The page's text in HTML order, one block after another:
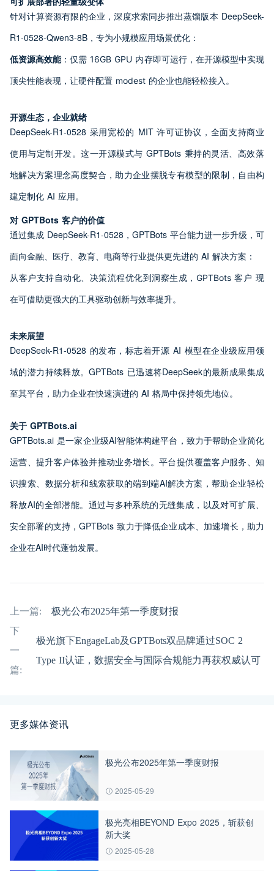
针对计算资源有限的企业，深度求索同步推出蒸馏版本 DeepSeek-
R1-0528-Qwen3-8B，专为小规模应用场景优化：
低资源高效能：仅需 16GB GPU 内存即可运行，在开源模型中实现
顶尖性能表现，让硬件配置 modest 的企业也能轻松接入。
开源生态，企业就绪
DeepSeek-R1-0528 采用宽松的 MIT 许可证协议，全面支持商业
使用与定制开发。这一开源模式与 GPTBots 秉持的灵活、高效落
地解决方案理念高度契合，助力企业摆脱专有模型的限制，自由构
建定制化 AI 应用。
对 GPTBots 客户的价值
通过集成 DeepSeek-R1-0528，GPTBots 平台能力进一步升级，可
面向金融、医疗、教育、电商等行业提供更先进的 AI 解决方案：
从客户支持自动化、决策流程优化到洞察生成，GPTBots 客户 现
在可借助更强大的工具驱动创新与效率提升。
未来展望
DeepSeek-R1-0528 的发布，标志着开源 AI 模型在企业级应用领
域的潜力持续释放。GPTBots 已迅速将DeepSeek的最新成果集成
至其平台，助力企业在快速演进的 AI 格局中保持领先地位。
关于 GPTBots.ai
GPTBots.ai 是一家企业级AI智能体构建平台，致力于帮助企业简化
运营、提升客户体验并推动业务增长。平台提供覆盖客户服务、知
识搜索、数据分析和线索获取的端到端AI解决方案，帮助企业轻松
释放AI的全部潜能。通过与多种系统的无缝集成，以及对可扩展、
安全部署的支持，GPTBots 致力于降低企业成本、加速增长，助力
企业在AI时代蓬勃发展。
上一篇:
极光公布2025年第一季度财报
下
一
篇:
极光旗下EngageLab及GPTBots双品牌通过SOC 2
Type II认证，数据安全与国际合规能力再获权威认可
更多媒体资讯
极光公布2025年第一季度财报
2025-05-29
极光亮相BEYOND Expo 2025，斩获创
新大奖
2025-05-28